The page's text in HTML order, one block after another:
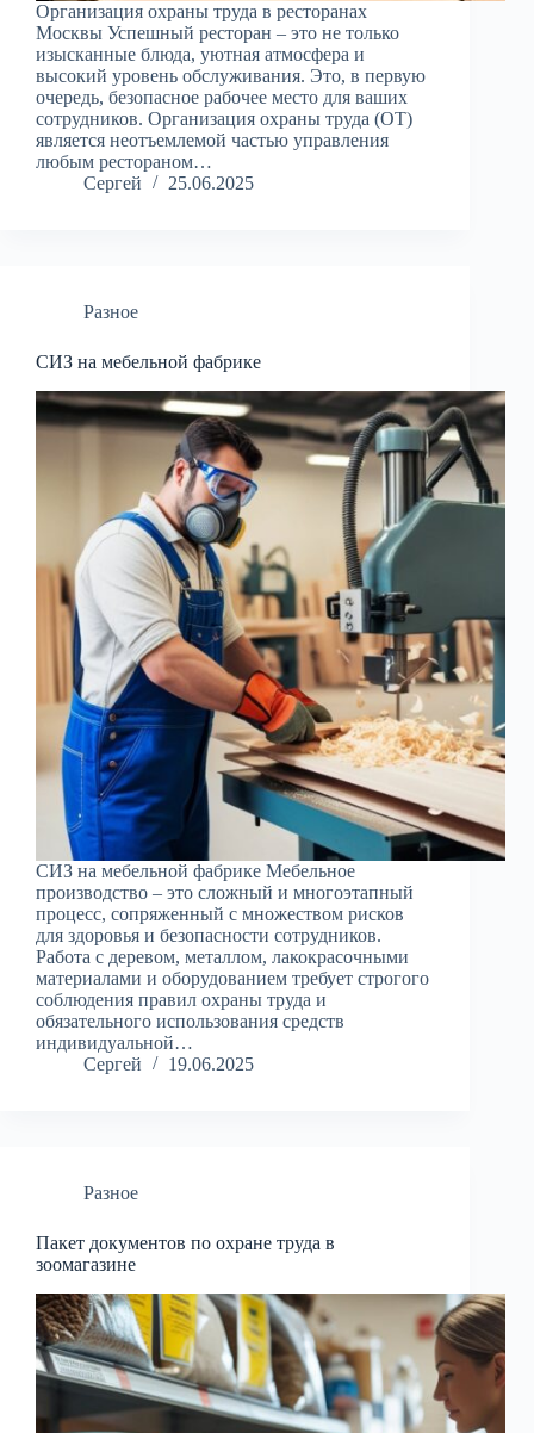
Организация охраны труда в ресторанах
Москвы Успешный ресторан – это не только
изысканные блюда, уютная атмосфера и
высокий уровень обслуживания. Это, в первую
очередь, безопасное рабочее место для ваших
сотрудников. Организация охраны труда (ОТ)
является неотъемлемой частью управления
любым рестораном…
Сергей
25.06.2025
Разное
СИЗ на мебельной фабрике
СИЗ на мебельной фабрике Мебельное
производство – это сложный и многоэтапный
процесс, сопряженный с множеством рисков
для здоровья и безопасности сотрудников.
Работа с деревом, металлом, лакокрасочными
материалами и оборудованием требует строгого
соблюдения правил охраны труда и
обязательного использования средств
индивидуальной…
Сергей
19.06.2025
Разное
Пакет документов по охране труда в
зоомагазине